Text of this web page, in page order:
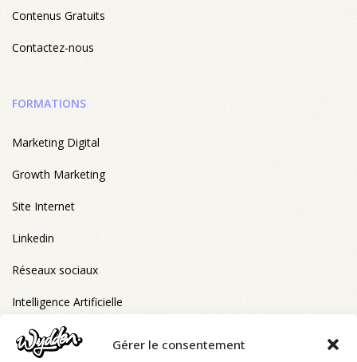
Gérer le consentement
Contenus Gratuits
Contactez-nous
FORMATIONS
Marketing Digital
Growth Marketing
Site Internet
Linkedin
Réseaux sociaux
Intelligence Artificielle
FORMATIONS ELIGIBLES CPF